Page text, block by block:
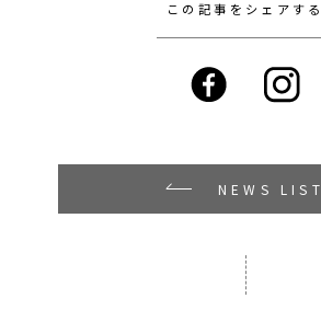
この記事をシェアする
NEWS LIST